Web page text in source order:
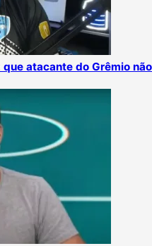
atacante do Grêmio não